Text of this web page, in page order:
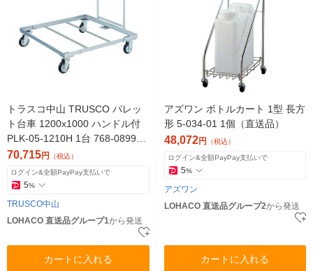
トラスコ中山 TRUSCO パレッ
ト台車 1200x1000 ハンドル付
PLK-05-1210H 1台 768-0899
（直送品）
70,715円 （税込）
ログイン&全額PayPay支払いで
5%
TRUSCO中山
LOHACO 直送品グループ1から発送
カートに入れる
アズワン ボトルカート 1型 長方
形 5-034-01 1個（直送品）
48,072円 （税込）
ログイン&全額PayPay支払いで
5%
アズワン
LOHACO 直送品グループ2から発送
カートに入れる